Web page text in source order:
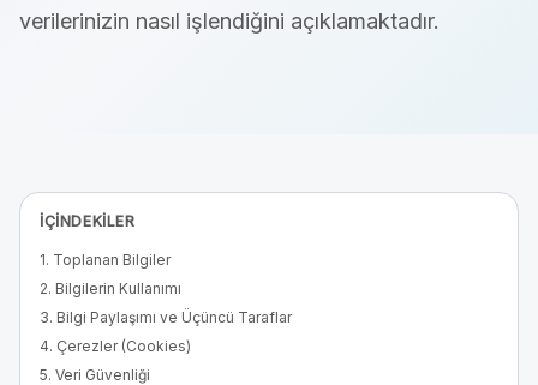
verilerinizin nasıl işlendiğini açıklamaktadır.
İÇINDEKILER
1. Toplanan Bilgiler
2. Bilgilerin Kullanımı
3. Bilgi Paylaşımı ve Üçüncü Taraflar
4. Çerezler (Cookies)
5. Veri Güvenliği